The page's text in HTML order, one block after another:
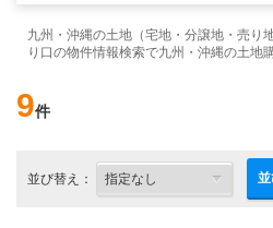
九州・沖縄の土地（宅地・分譲地・売り
り口の物件情報検索で九州・沖縄の土地
9件
並び替え： 並